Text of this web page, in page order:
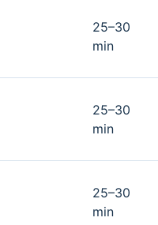
25–30
min
25–30
min
25–30
min